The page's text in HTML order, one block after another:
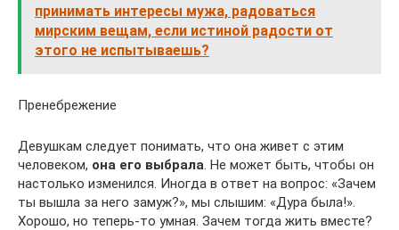
принимать интересы мужа, радоваться
мирским вещам, если истиной радости от
этого не испытываешь?
Пренебрежение
Девушкам следует понимать, что она живет с этим
человеком, она его выбрала . Не может быть, чтобы он
настолько изменился. Иногда в ответ на вопрос: «Зачем
ты вышла за него замуж?», мы слышим: «Дура была!».
Хорошо, но теперь-то умная. Зачем тогда жить вместе?